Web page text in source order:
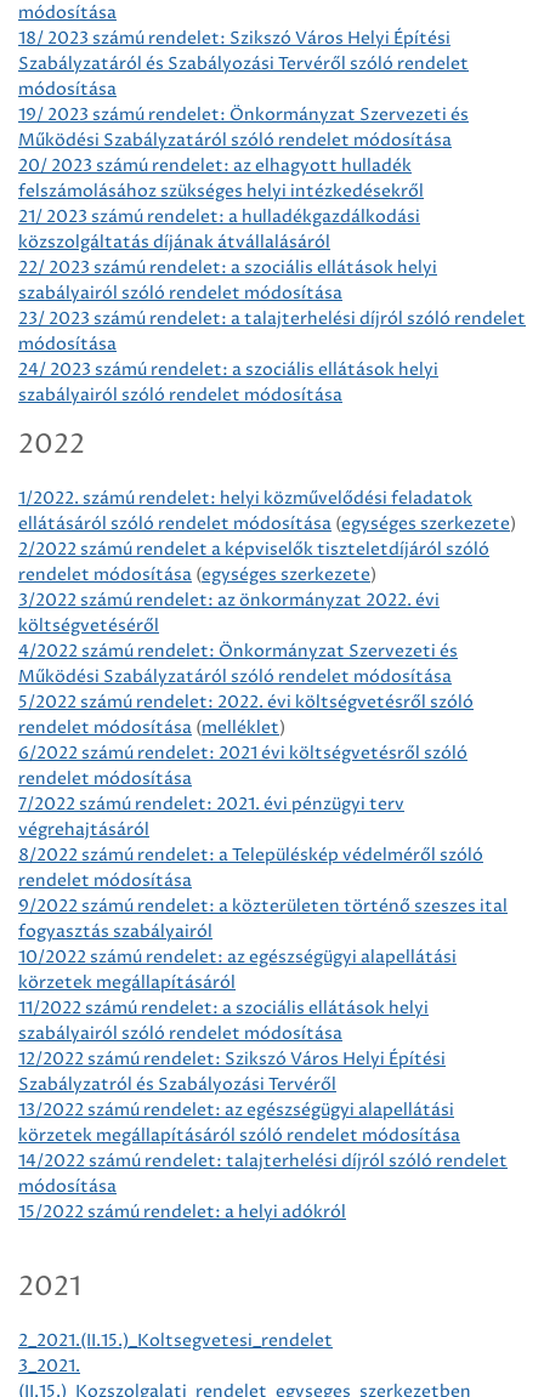
módosítása
18/ 2023 számú rendelet: Szikszó Város Helyi Építési
Szabályzatáról és Szabályozási Tervéről szóló rendelet
módosítása
19/ 2023 számú rendelet: Önkormányzat Szervezeti és
Működési Szabályzatáról szóló rendelet módosítása
20/ 2023 számú rendelet: az elhagyott hulladék
felszámolásához szükséges helyi intézkedésekről
21/ 2023 számú rendelet: a hulladékgazdálkodási
közszolgáltatás díjának átvállalásáról
22/ 2023 számú rendelet: a szociális ellátások helyi
szabályairól szóló rendelet módosítása
23/ 2023 számú rendelet: a talajterhelési díjról szóló rendelet
módosítása
24/ 2023 számú rendelet: a szociális ellátások helyi
szabályairól szóló rendelet módosítása
2022
1/2022. számú rendelet: helyi közművelődési feladatok
ellátásáról szóló rendelet módosítása (egységes szerkezete)
2/2022 számú rendelet a képviselők tiszteletdíjáról szóló
rendelet módosítása (egységes szerkezete)
3/2022 számú rendelet: az önkormányzat 2022. évi
költségvetéséről
4/2022 számú rendelet: Önkormányzat Szervezeti és
Működési Szabályzatáról szóló rendelet módosítása
5/2022 számú rendelet: 2022. évi költségvetésről szóló
rendelet módosítása (melléklet)
6/2022 számú rendelet: 2021 évi költségvetésről szóló
rendelet módosítása
7/2022 számú rendelet: 2021. évi pénzügyi terv
végrehajtásáról
8/2022 számú rendelet: a Településkép védelméről szóló
rendelet módosítása
9/2022 számú rendelet: a közterületen történő szeszes ital
fogyasztás szabályairól
10/2022 számú rendelet: az egészségügyi alapellátási
körzetek megállapításáról
11/2022 számú rendelet: a szociális ellátások helyi
szabályairól szóló rendelet módosítása
12/2022 számú rendelet: Szikszó Város Helyi Építési
Szabályzatról és Szabályozási Tervéről
13/2022 számú rendelet: az egészségügyi alapellátási
körzetek megállapításáról szóló rendelet módosítása
14/2022 számú rendelet: talajterhelési díjról szóló rendelet
módosítása
15/2022 számú rendelet: a helyi adókról
2021
2_2021.(II.15.)_Koltsegvetesi_rendelet
3_2021.
(II.15.)_Kozszolgalati_rendelet_egyseges_szerkezetben